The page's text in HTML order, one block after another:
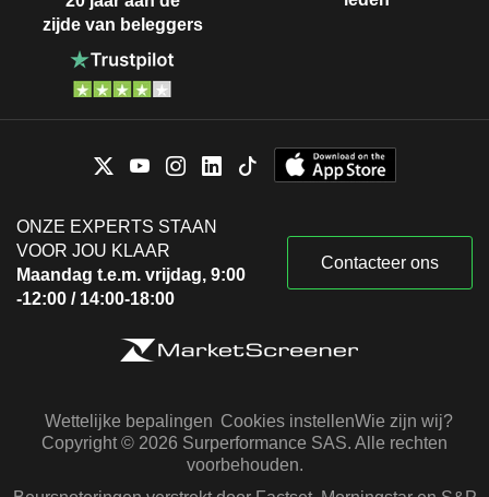
zijde van beleggers
ONZE EXPERTS STAAN
VOOR JOU KLAAR
Maandag t.e.m. vrijdag, 9:00
-12:00 / 14:00-18:00
Contacteer ons
Wettelijke bepalingen Cookies instellenWie zijn wij?
Copyright © 2026 Surperformance SAS. Alle rechten
voorbehouden.